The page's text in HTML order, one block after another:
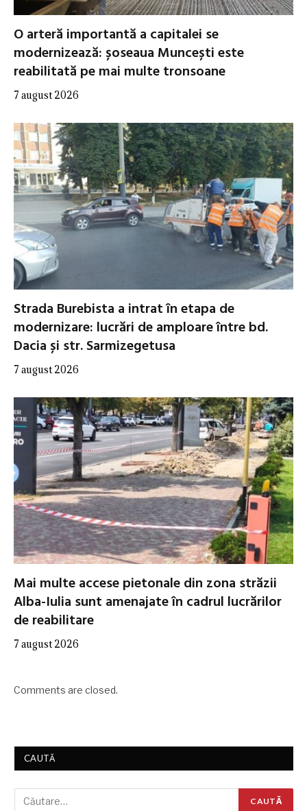
O arteră importantă a capitalei se
modernizează: șoseaua Muncești este
reabilitată pe mai multe tronsoane
7 august 2026
Strada Burebista a intrat în etapa de
modernizare: lucrări de amploare între bd.
Dacia și str. Sarmizegetusa
7 august 2026
Mai multe accese pietonale din zona străzii
Alba-Iulia sunt amenajate în cadrul lucrărilor
de reabilitare
7 august 2026
Comments are closed.
CAUTĂ